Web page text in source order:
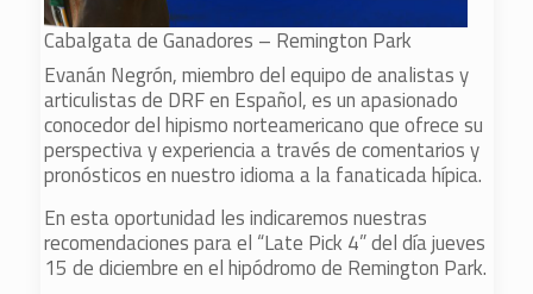
Cabalgata de Ganadores – Remington Park
Evanán Negrón, miembro del equipo de analistas y
articulistas de DRF en Español, es un apasionado
conocedor del hipismo norteamericano que ofrece su
perspectiva y experiencia a través de comentarios y
pronósticos en nuestro idioma a la fanaticada hípica.
En esta oportunidad les indicaremos nuestras
recomendaciones para el “Late Pick 4” del día jueves
15 de diciembre en el hipódromo de Remington Park.